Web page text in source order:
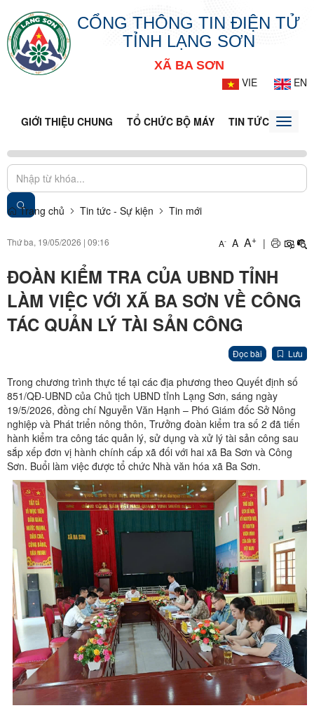
CỔNG THÔNG TIN ĐIỆN TỬ
TỈNH LẠNG SƠN
XÃ BA SƠN
VIE
EN
GIỚI THIỆU CHUNG TỔ CHỨC BỘ MÁY TIN TỨC - SỰToggle
Trang chủ Tin tức - Sự kiện Tin mới
Thứ ba, 19/05/2026 | 09:16 A- A A+ |
ĐOÀN KIỂM TRA CỦA UBND TỈNH
LÀM VIỆC VỚI XÃ BA SƠN VỀ CÔNG
TÁC QUẢN LÝ TÀI SẢN CÔNG
Đọc bài Lưu
Trong chương trình thực tế tại các địa phương theo Quyết định số
851/QĐ-UBND của Chủ tịch UBND tỉnh Lạng Sơn, sáng ngày
19/5/2026, đồng chí Nguyễn Văn Hạnh – Phó Giám đốc Sở Nông
nghiệp và Phát triển nông thôn, Trưởng đoàn kiểm tra số 2 đã tiến
hành kiểm tra công tác quản lý, sử dụng và xử lý tài sản công sau
sắp xếp đơn vị hành chính cấp xã đối với hai xã Ba Sơn và Công
Sơn. Buổi làm việc được tổ chức Nhà văn hóa xã Ba Sơn.